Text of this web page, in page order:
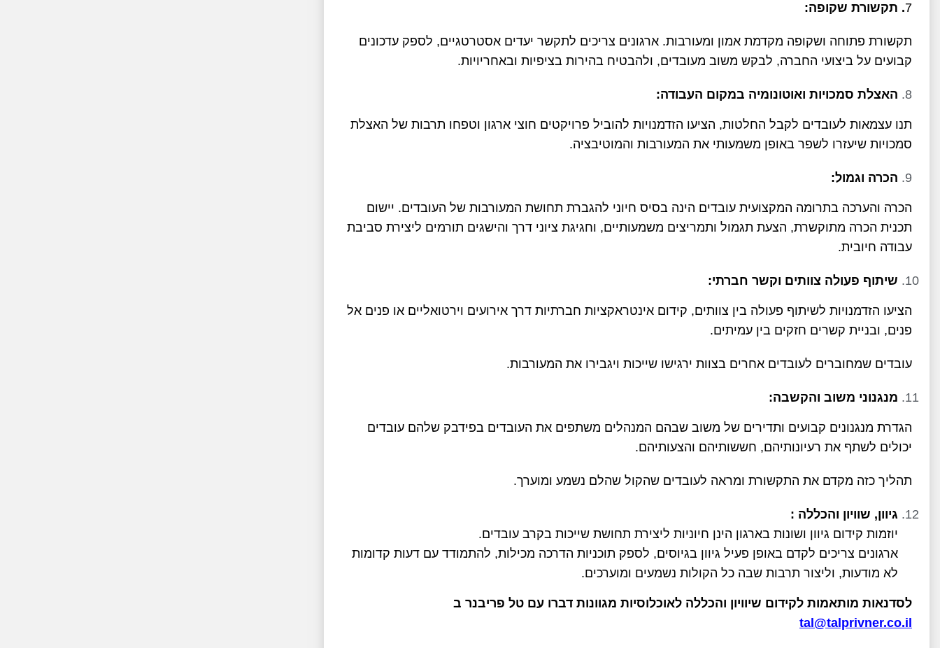
7. תקשורת שקופה:
תקשורת פתוחה ושקופה מקדמת אמון ומעורבות. ארגונים צריכים לתקשר יעדים אסטרטגיים, לספק עדכונים
קבועים על ביצועי החברה, לבקש משוב מעובדים, ולהבטיח בהירות בציפיות ובאחריויות.
האצלת סמכויות ואוטונומיה במקום העבודה:
תנו עצמאות לעובדים לקבל החלטות, הציעו הזדמנויות להוביל פרויקטים חוצי ארגון וטפחו תרבות של האצלת
סמכויות שיעזרו לשפר באופן משמעותי את המעורבות והמוטיבציה.
הכרה וגמול:
הכרה והערכה בתרומה המקצועית עובדים הינה בסיס חיוני להגברת תחושת המעורבות של העובדים. יישום
תכנית הכרה מתוקשרת, הצעת תגמול ותמריצים משמעותיים, וחגיגת ציוני דרך והישגים תורמים ליצירת סביבת
עבודה חיובית.
שיתוף פעולה צוותים וקשר חברתי:
הציעו הזדמנויות לשיתוף פעולה בין צוותים, קידום אינטראקציות חברתיות דרך אירועים וירטואליים או פנים אל
פנים, ובניית קשרים חזקים בין עמיתים.
עובדים שמחוברים לעובדים אחרים בצוות ירגישו שייכות ויגבירו את המעורבות.
מנגנוני משוב והקשבה:
הגדרת מנגנונים קבועים ותדירים של משוב שבהם המנהלים משתפים את העובדים בפידבק שלהם עובדים
יכולים לשתף את רעיונותיהם, חששותיהם והצעותיהם.
תהליך כזה מקדם את התקשורת ומראה לעובדים שהקול שהלם נשמע ומוערך.
גיוון, שוויון והכללה :
יוזמות קידום גיוון ושונות בארגון הינן חיוניות ליצירת תחושת שייכות בקרב עובדים.
ארגונים צריכים לקדם באופן פעיל גיוון בגיוסים, לספק תוכניות הדרכה מכילות, להתמודד עם דעות קדומות
לא מודעות, וליצור תרבות שבה כל הקולות נשמעים ומוערכים.
לסדנאות מותאמות לקידום שיוויון והכללה לאוכלוסיות מגוונות דברו עם טל פריבנר ב
tal@talprivner.co.il